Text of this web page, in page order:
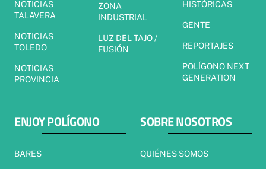
NOTICIAS
TALAVERA
NOTICIAS
TOLEDO
NOTICIAS
PROVINCIA
ZONA
INDUSTRIAL
LUZ DEL TAJO /
FUSIÓN
HISTÓRICAS
GENTE
REPORTAJES
POLÍGONO NEXT
GENERATION
ENJOY POLÍGONO
BARES
SOBRE NOSOTROS
QUIÉNES SOMOS